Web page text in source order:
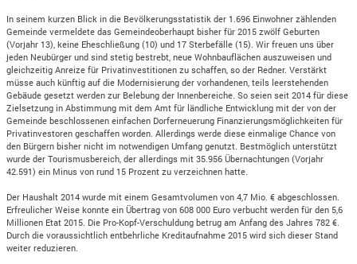
In seinem kurzen Blick in die Bevölkerungsstatistik der 1.696 Einwohner zählenden
Gemeinde vermeldete das Gemeindeoberhaupt bisher für 2015 zwölf Geburten
(Vorjahr 13), keine Eheschließung (10) und 17 Sterbefälle (15). Wir freuen uns über
jeden Neubürger und sind stetig bestrebt, neue Wohnbauflächen auszuweisen und
gleichzeitig Anreize für Privatinvestitionen zu schaffen, so der Redner. Verstärkt
müsse auch künftig auf die Modernisierung der vorhandenen, teils leerstehenden
Gebäude gesetzt werden zur Belebung der Innenbereiche. So seien seit 2014 für diese
Zielsetzung in Abstimmung mit dem Amt für ländliche Entwicklung mit der von der
Gemeinde beschlossenen einfachen Dorferneuerung Finanzierungsmöglichkeiten für
Privatinvestoren geschaffen worden. Allerdings werde diese einmalige Chance von
den Bürgern bisher nicht im notwendigen Umfang genutzt. Bestmöglich unterstützt
wurde der Tourismusbereich, der allerdings mit 35.956 Übernachtungen (Vorjahr
42.591) ein Minus von rund 15 Prozent zu verzeichnen hatte.
Der Haushalt 2014 wurde mit einem Gesamtvolumen von 4,7 Mio. € abgeschlossen.
Erfreulicher Weise konnte ein Übertrag von 608 000 Euro verbucht werden für den 5,6
Millionen Etat 2015. Die Pro-Kopf-Verschuldung betrug am Anfang des Jahres 782 €.
Durch die voraussichtlich entbehrliche Kreditaufnahme 2015 wird sich dieser Stand
weiter reduzieren.